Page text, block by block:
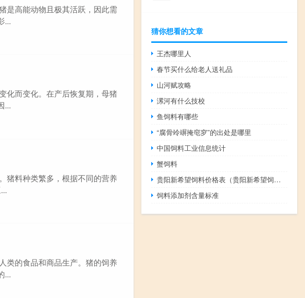
是高能动物且极其活跃，因此需
...
化而变化。在产后恢复期，母猪
...
猪料种类繁多，根据不同的营养
类的食品和商品生产。猪的饲养
...
猜你想看的文章
王杰哪里人
春节买什么给老人送礼品
山河赋攻略
漯河有什么技校
鱼饲料有哪些
“腐骨竛竮掩窀穸”的出处是哪里
中国饲料工业信息统计
蟹饲料
贵阳新希望饲料价格表（贵阳新希望饲料批发价）
饲料添加剂含量标准